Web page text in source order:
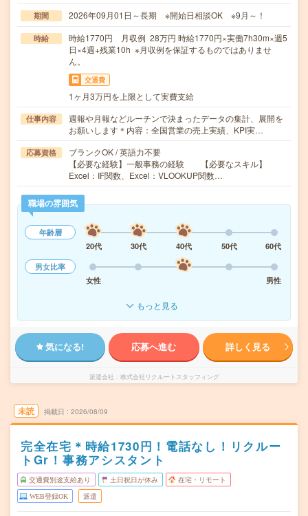
期間 2026年09月01日～長期 ※開始日相談OK ※9月～！
時給
時給1770円 月収例 28万円 時給1770円×実働7h30m×週5
日×4週+残業10h ※月収例を保証するものではありませ
ん。
交通費
1ヶ月3万円を上限として実費支給
仕事内容
週報や月報などルーチンで決まったデータの集計、展開を
お願いします＊内容：全国営業の売上実績、KPI実…
応募資格
ブランクOK / 英語力不要
【必要な経験】一般事務の経験 【必要なスキル】
Excel：IF関数、Excel：VLOOKUP関数…
職場の雰囲気
年齢層
20代
30代 40代 50代
60代
男女比率
女性
男性
もっと見る
気になる! 応募へ進む 詳しく見る
派遣会社 株式会社リクルートスタッフィング
未読 掲載日 2026/08/09
完全在宅＊時給1730円！電話なし！リクルー
トGr！事務アシスタント
交通費別途支給あり 土日祝日が休み 在宅・リモート
WEB登録OK 派遣